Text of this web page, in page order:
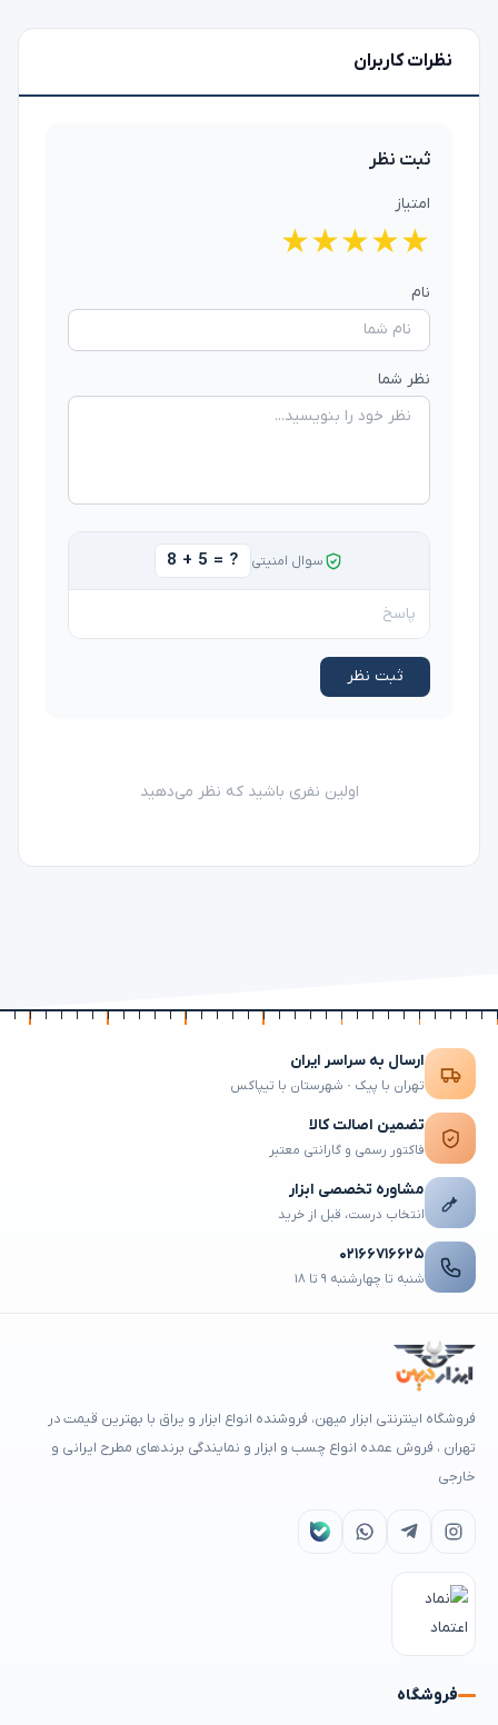
نظرات کاربران
ثبت نظر
امتیاز
★
★
★
★
★
نام
نظر شما
سوال امنیتی 8 + 5 = ?
ثبت نظر
اولین نفری باشید که نظر می‌دهید
ارسال به سراسر ایران
تهران با پیک · شهرستان با تیپاکس
تضمین اصالت کالا
فاکتور رسمی و گارانتی معتبر
مشاوره تخصصی ابزار
انتخاب درست، قبل از خرید
۰۲۱۶۶۷۱۶۶۲۵
شنبه تا چهارشنبه ۹ تا ۱۸
فروشگاه اینترنتی ابزار میهن، فروشنده انواع ابزار و یراق با بهترین قیمت در
تهران ، فروش عمده انواع چسب و ابزار و نمایندگی برندهای مطرح ایرانی و
خارجی
فروشگاه